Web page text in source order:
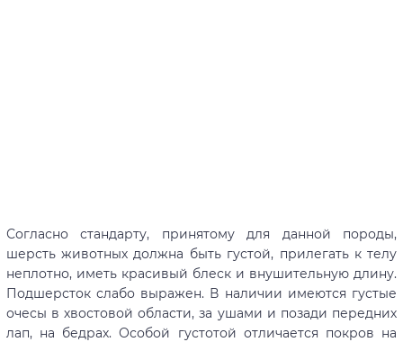
Согласно стандарту, принятому для данной породы,
шерсть животных должна быть густой, прилегать к телу
неплотно, иметь красивый блеск и внушительную длину.
Подшерсток слабо выражен. В наличии имеются густые
очесы в хвостовой области, за ушами и позади передних
лап, на бедрах. Особой густотой отличается покров на